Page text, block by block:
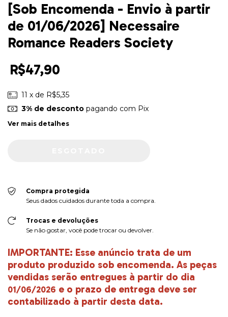
[Sob Encomenda - Envio à partir
de 01/06/2026] Necessaire
Romance Readers Society
R$47,90
11 x de R$5,35
3% de descontopagando com Pix
Ver mais detalhes
Compra protegida
Seus dados cuidados durante toda a compra.
Trocas e devoluções
Se não gostar, você pode trocar ou devolver.
IMPORTANTE: Esse anúncio trata de um
produto produzido sob encomenda. As peças
vendidas serão entregues à partir do dia
01/06/2026 e o prazo de entrega deve ser
contabilizado à partir desta data.